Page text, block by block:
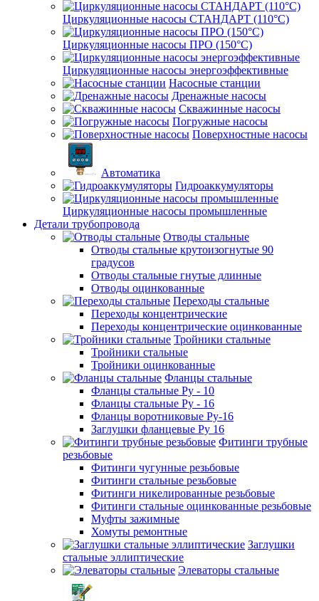
Циркуляционные насосы СТАНДАРТ (110°C)
Циркуляционные насосы ПРО (150°C)
Циркуляционные насосы энергоэффективные
Насосные станции
Дренажные насосы
Скважинные насосы
Погружные насосы
Поверхностные насосы
Автоматика
Гидроаккумуляторы
Циркуляционные насосы промышленные
Детали трубопровода
Отводы стальные
Отводы стальные крутоизогнутые 90
градусов
Отводы стальные гнутые длинные
Отводы оцинкованные
Переходы стальные
Переходы концентрические
Переходы концентрические оцинкованные
Тройники стальные
Тройники стальные
Тройники оцинкованные
Фланцы стальные
Фланцы стальные Ру - 10
Фланцы стальные Ру - 16
Фланцы воротниковые Ру-16
Заглушки фланцевые Ру 16
Фитинги трубные
резьбовые
Фитинги чугунные резьбовые
Фитинги стальные резьбовые
Фитинги никелированные резьбовые
Фитинги стальные оцинкованные резьбовые
Муфты зажимные
Хомуты ремонтные
Заглушки
стальные эллиптические
Элеваторы стальные